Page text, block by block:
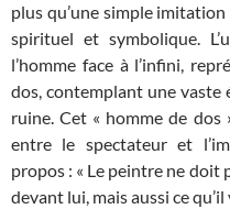
plus qu’une simple
spirituel et symbolique.
l’homme face à l’infini,
dos, contemplant une vaste
ruine. Cet « homme de dos
entre le spectateur et
propos : « Le peintre ne doit
devant lui, mais aussi ce